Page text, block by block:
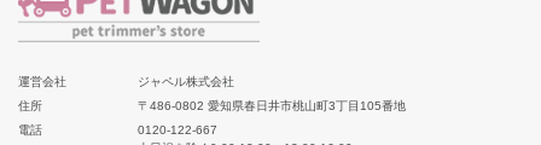
運営会社
ジャペル株式会社
住所
〒486-0802 愛知県春日井市桃山町3丁目105番地
電話
0120-122-667